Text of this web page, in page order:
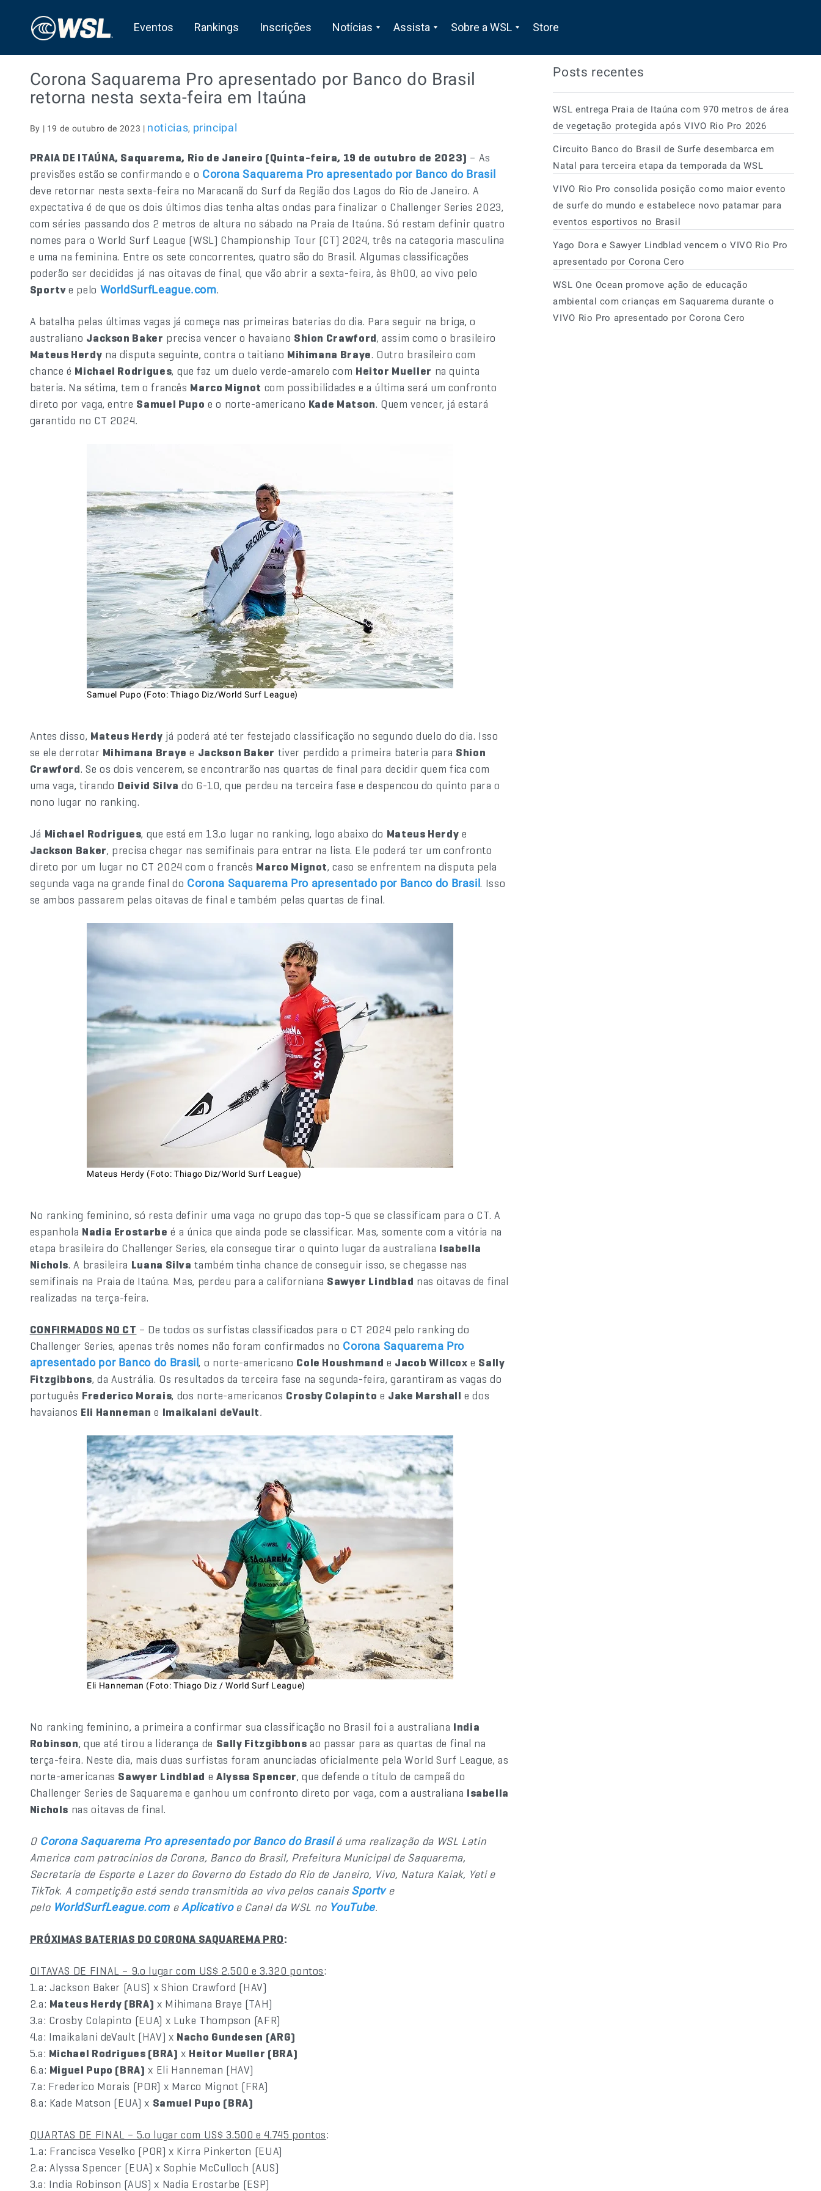
Eventos Rankings Inscrições Notícias Assista Sobre a WSL Store
Corona Saquarema Pro apresentado por Banco do Brasil
retorna nesta sexta-feira em Itaúna
By | 19 de outubro de 2023 | noticias, principal
PRAIA DE ITAÚNA, Saquarema, Rio de Janeiro (Quinta-feira, 19 de outubro de 2023) – As
previsões estão se confirmando e o Corona Saquarema Pro apresentado por Banco do Brasil
deve retornar nesta sexta-feira no Maracanã do Surf da Região dos Lagos do Rio de Janeiro. A
expectativa é de que os dois últimos dias tenha altas ondas para finalizar o Challenger Series 2023,
com séries passando dos 2 metros de altura no sábado na Praia de Itaúna. Só restam definir quatro
nomes para o World Surf League (WSL) Championship Tour (CT) 2024, três na categoria masculina
e uma na feminina. Entre os sete concorrentes, quatro são do Brasil. Algumas classificações
poderão ser decididas já nas oitavas de final, que vão abrir a sexta-feira, às 8h00, ao vivo pelo
Sportve pelo WorldSurfLeague.com.
A batalha pelas últimas vagas já começa nas primeiras baterias do dia. Para seguir na briga, o
australiano Jackson Baker precisa vencer o havaiano Shion Crawford, assim como o brasileiro
Mateus Herdy na disputa seguinte, contra o taitiano Mihimana Braye. Outro brasileiro com
chance é Michael Rodrigues, que faz um duelo verde-amarelo com Heitor Mueller na quinta
bateria. Na sétima, tem o francês Marco Mignot com possibilidades e a última será um confronto
direto por vaga, entre Samuel Pupo e o norte-americano Kade Matson. Quem vencer, já estará
garantido no CT 2024.
Samuel Pupo (Foto: Thiago Diz/World Surf League)
Antes disso, Mateus Herdy já poderá até ter festejado classificação no segundo duelo do dia. Isso
se ele derrotar Mihimana Braye e Jackson Baker tiver perdido a primeira bateria para Shion
Crawford. Se os dois vencerem, se encontrarão nas quartas de final para decidir quem fica com
uma vaga, tirando Deivid Silva do G-10, que perdeu na terceira fase e despencou do quinto para o
nono lugar no ranking.
Já Michael Rodrigues, que está em 13.o lugar no ranking, logo abaixo do Mateus Herdy e
Jackson Baker, precisa chegar nas semifinais para entrar na lista. Ele poderá ter um confronto
direto por um lugar no CT 2024 com o francês Marco Mignot, caso se enfrentem na disputa pela
segunda vaga na grande final do Corona Saquarema Pro apresentado por Banco do Brasil. Isso
se ambos passarem pelas oitavas de final e também pelas quartas de final.
Mateus Herdy (Foto: Thiago Diz/World Surf League)
No ranking feminino, só resta definir uma vaga no grupo das top-5 que se classificam para o CT. A
espanhola Nadia Erostarbe é a única que ainda pode se classificar. Mas, somente com a vitória na
etapa brasileira do Challenger Series, ela consegue tirar o quinto lugar da australiana Isabella
Nichols. A brasileira Luana Silva também tinha chance de conseguir isso, se chegasse nas
semifinais na Praia de Itaúna. Mas, perdeu para a californiana Sawyer Lindblad nas oitavas de final
realizadas na terça-feira.
CONFIRMADOS NO CT – De todos os surfistas classificados para o CT 2024 pelo ranking do
Challenger Series, apenas três nomes não foram confirmados no Corona Saquarema Pro
apresentado por Banco do Brasil, o norte-americano Cole Houshmand e Jacob Willcox e Sally
Fitzgibbons, da Austrália. Os resultados da terceira fase na segunda-feira, garantiram as vagas do
português Frederico Morais, dos norte-americanos Crosby Colapinto e Jake Marshall e dos
havaianos Eli Hanneman e Imaikalani deVault.
Eli Hanneman (Foto: Thiago Diz / World Surf League)
No ranking feminino, a primeira a confirmar sua classificação no Brasil foi a australiana India
Robinson, que até tirou a liderança de Sally Fitzgibbons ao passar para as quartas de final na
terça-feira. Neste dia, mais duas surfistas foram anunciadas oficialmente pela World Surf League, as
norte-americanas Sawyer Lindblad eAlyssa Spencer, que defende o título de campeã do
Challenger Series de Saquarema e ganhou um confronto direto por vaga, com a australiana Isabella
Nichols nas oitavas de final.
O Corona Saquarema Pro apresentado por Banco do Brasilé uma realização da WSL Latin
America com patrocínios da Corona, Banco do Brasil, Prefeitura Municipal de Saquarema,
Secretaria de Esporte e Lazer do Governo do Estado do Rio de Janeiro, Vivo, Natura Kaiak, Yeti e
TikTok. A competição está sendo transmitida ao vivo pelos canais Sportve
pelo WorldSurfLeague.comeAplicativoe Canal da WSL no YouTube.
PRÓXIMAS BATERIAS DO CORONA SAQUAREMA PRO:
OITAVAS DE FINAL – 9.o lugar com US$ 2.500 e 3.320 pontos:
1.a: Jackson Baker (AUS) x Shion Crawford (HAV)
2.a: Mateus Herdy (BRA) x Mihimana Braye (TAH)
3.a: Crosby Colapinto (EUA) x Luke Thompson (AFR)
4.a: Imaikalani deVault (HAV) x Nacho Gundesen (ARG)
5.a: Michael Rodrigues (BRA) x Heitor Mueller (BRA)
6.a: Miguel Pupo (BRA) x Eli Hanneman (HAV)
7.a: Frederico Morais (POR) x Marco Mignot (FRA)
8.a: Kade Matson (EUA) x Samuel Pupo (BRA)
QUARTAS DE FINAL – 5.o lugar com US$ 3.500 e 4.745 pontos:
1.a: Francisca Veselko (POR) x Kirra Pinkerton (EUA)
2.a: Alyssa Spencer (EUA) x Sophie McCulloch (AUS)
3.a: India Robinson (AUS) x Nadia Erostarbe (ESP)
Posts recentes
WSL entrega Praia de Itaúna com 970 metros de área
de vegetação protegida após VIVO Rio Pro 2026
Circuito Banco do Brasil de Surfe desembarca em
Natal para terceira etapa da temporada da WSL
VIVO Rio Pro consolida posição como maior evento
de surfe do mundo e estabelece novo patamar para
eventos esportivos no Brasil
Yago Dora e Sawyer Lindblad vencem o VIVO Rio Pro
apresentado por Corona Cero
WSL One Ocean promove ação de educação
ambiental com crianças em Saquarema durante o
VIVO Rio Pro apresentado por Corona Cero